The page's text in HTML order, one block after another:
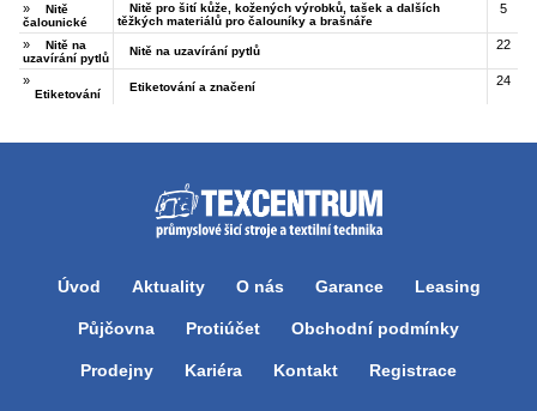
»
Nitě
čalounické
Nitě pro šití kůže, kožených výrobků, tašek a dalších
těžkých materiálů pro čalouníky a brašnáře
5
»
Nitě na
uzavírání pytlů
Nitě na uzavírání pytlů 22
»
Etiketování
Etiketování a značení 24
Úvod Aktuality O nás Garance Leasing
Půjčovna Protiúčet Obchodní podmínky
Prodejny Kariéra Kontakt Registrace